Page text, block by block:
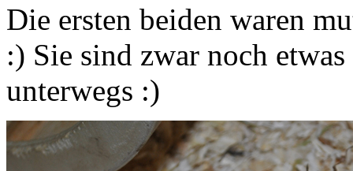
Die ersten beiden waren
:) Sie sind zwar noch
unterwegs :)